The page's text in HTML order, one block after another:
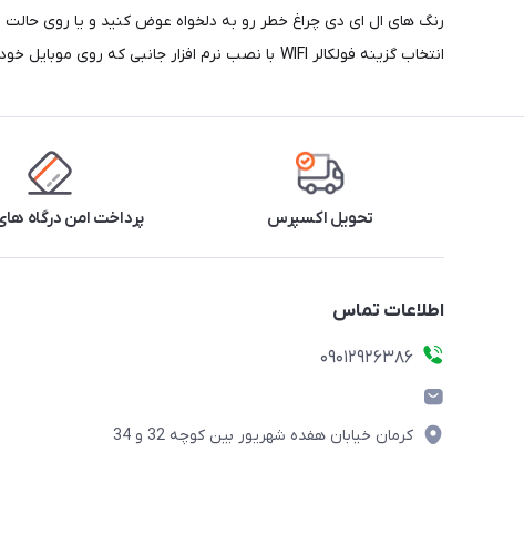
رنگ های ال ای دی چراغ خطر رو به دلخواه عوض کنید و یا روی حالت
انتخاب گزینه فولکالر WIFI با نصب نرم افزار جانبی که روی موبایل خود نصب میکنید کنترل رنگ چراغ رو به دست بگیرید.
تحویل اکسپرس پرداخت امن درگاه
اطلاعات تماس
09012926386
کرمان خیابان هفده شهریور بین کوچه 32 و 34